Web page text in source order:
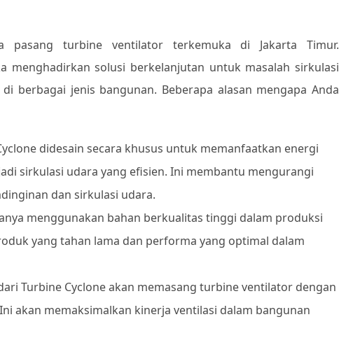
pasang turbine ventilator terkemuka di Jakarta Timur.
menghadirkan solusi berkelanjutan untuk masalah sirkulasi
berbagai jenis bangunan. Beberapa alasan mengapa Anda
didesain secara khusus untuk memanfaatkan energi
sirkulasi udara yang efisien. Ini membantu mengurangi
dan sirkulasi udara.
menggunakan bahan berkualitas tinggi dalam produksi
yang tahan lama dan performa yang optimal dalam
Turbine Cyclone akan memasang turbine ventilator dengan
akan memaksimalkan kinerja ventilasi dalam bangunan